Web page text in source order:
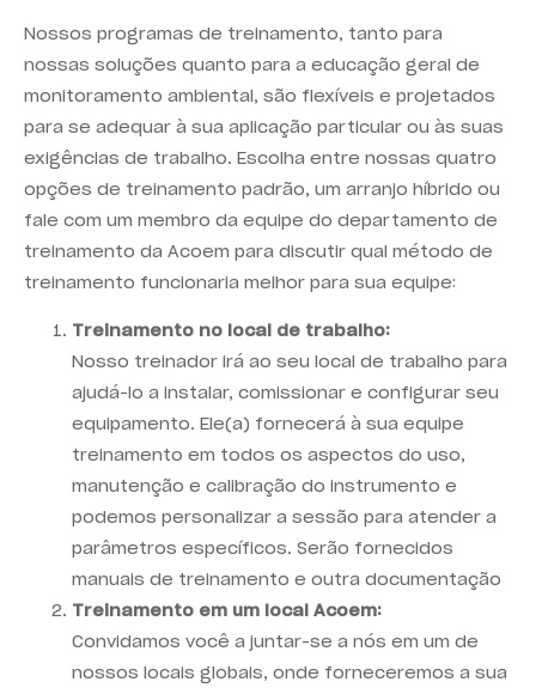
Nossos programas de treinamento, tanto para
nossas soluções quanto para a educação geral de
monitoramento ambiental, são flexíveis e projetados
para se adequar à sua aplicação particular ou às suas
exigências de trabalho. Escolha entre nossas quatro
opções de treinamento padrão, um arranjo híbrido ou
fale com um membro da equipe do departamento de
treinamento da Acoem para discutir qual método de
treinamento funcionaria melhor para sua equipe:
Treinamento no local de trabalho:
Nosso treinador irá ao seu local de trabalho para
ajudá-lo a instalar, comissionar e configurar seu
equipamento. Ele(a) fornecerá à sua equipe
treinamento em todos os aspectos do uso,
manutenção e calibração do instrumento e
podemos personalizar a sessão para atender a
parâmetros específicos. Serão fornecidos
manuais de treinamento e outra documentação
Treinamento em um local Acoem:
Convidamos você a juntar-se a nós em um de
nossos locais globais, onde forneceremos a sua